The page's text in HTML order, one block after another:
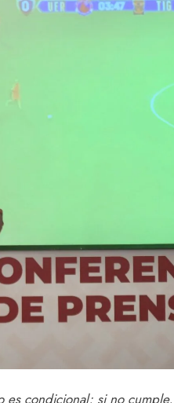
Vacaciones
elementos
turísticos